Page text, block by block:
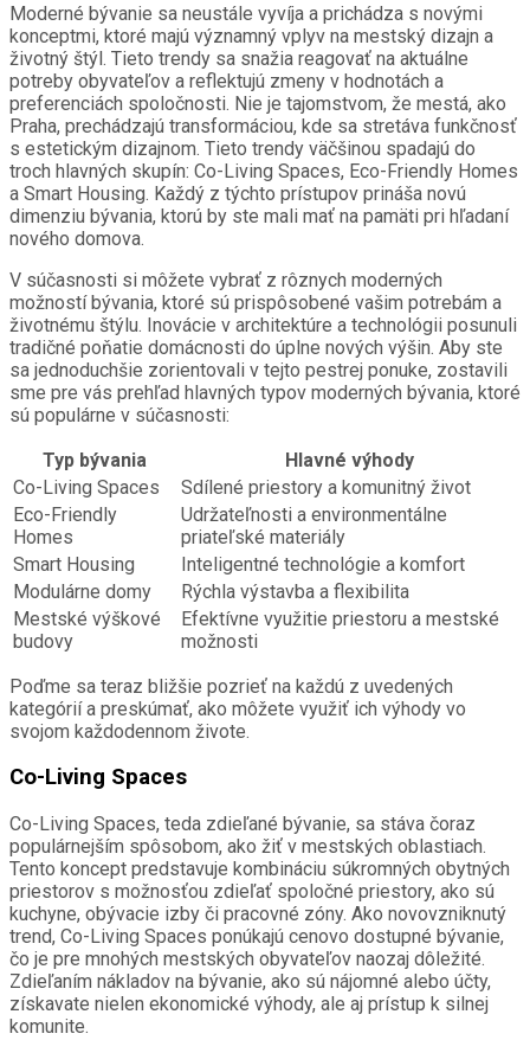
Moderné bývanie sa neustále vyvíja a prichádza s novými
konceptmi, ktoré majú významný vplyv na mestský dizajn a
životný štýl. Tieto trendy sa snažia reagovať na aktuálne
potreby obyvateľov a reflektujú zmeny v hodnotách a
preferenciách spoločnosti. Nie je tajomstvom, že mestá, ako
Praha, prechádzajú transformáciou, kde sa stretáva funkčnosť
s estetickým dizajnom. Tieto trendy väčšinou spadajú do
troch hlavných skupín: Co-Living Spaces, Eco-Friendly Homes
a Smart Housing. Každý z týchto prístupov prináša novú
dimenziu bývania, ktorú by ste mali mať na pamäti pri hľadaní
nového domova.
V súčasnosti si môžete vybrať z rôznych moderných
možností bývania, ktoré sú prispôsobené vašim potrebám a
životnému štýlu. Inovácie v architektúre a technológii posunuli
tradičné poňatie domácnosti do úplne nových výšin. Aby ste
sa jednoduchšie zorientovali v tejto pestrej ponuke, zostavili
sme pre vás prehľad hlavných typov moderných bývania, ktoré
sú populárne v súčasnosti:
Typ bývania
Hlavné výhody
Co-Living Spaces
Sdílené priestory a komunitný život
Eco-Friendly
Homes
Udržateľnosti a environmentálne
priateľské materiály
Smart Housing
Inteligentné technológie a komfort
Modulárne domy
Rýchla výstavba a flexibilita
Mestské výškové
budovy
Efektívne využitie priestoru a mestské
možnosti
Poďme sa teraz bližšie pozrieť na každú z uvedených
kategórií a preskúmať, ako môžete využiť ich výhody vo
svojom každodennom živote.
Co-Living Spaces
Co-Living Spaces, teda zdieľané bývanie, sa stáva čoraz
populárnejším spôsobom, ako žiť v mestských oblastiach.
Tento koncept predstavuje kombináciu súkromných obytných
priestorov s možnosťou zdieľať spoločné priestory, ako sú
kuchyne, obývacie izby či pracovné zóny. Ako novovzniknutý
trend, Co-Living Spaces ponúkajú cenovo dostupné bývanie,
čo je pre mnohých mestských obyvateľov naozaj dôležité.
Zdieľaním nákladov na bývanie, ako sú nájomné alebo účty,
získavate nielen ekonomické výhody, ale aj prístup k silnej
komunite.